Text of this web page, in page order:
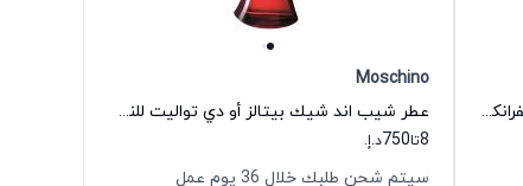
عطر فيري روز أو دي تواليت للنساء جيانفرانكو فيري
Moschino
عطر شيب اند شيك بيتالز أو دي تواليت للنساء موسكينو
8تا750د.إ.
سيتم شحن طلبك خلال 36 يوم عمل